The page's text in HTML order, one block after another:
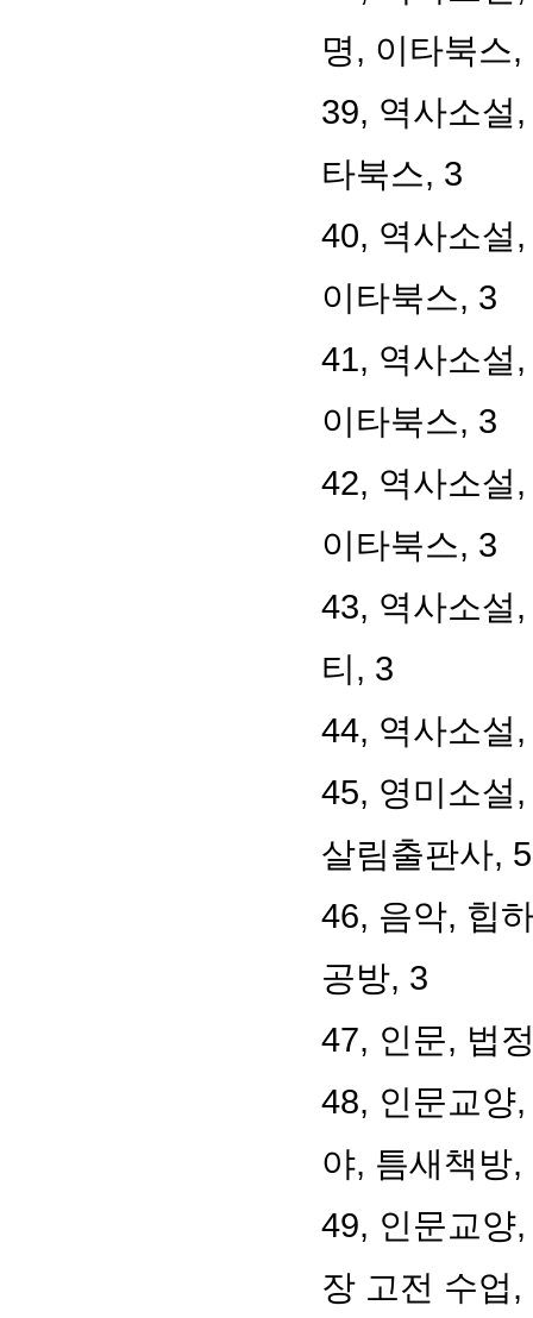
명, 이타북스,
39, 역사소설
타북스, 3
40, 역사소설
이타북스, 3
41, 역사소설
이타북스, 3
42, 역사소설
이타북스, 3
43, 역사소설
티, 3
44, 역사소설
45, 영미소설
살림출판사, 5
46, 음악, 힙
공방, 3
47, 인문, 법
48, 인문교양
야, 틈새책방,
49, 인문교양
장 고전 수업